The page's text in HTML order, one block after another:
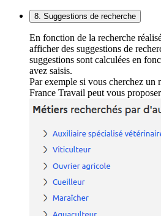
8. Suggestions de recherche
En fonction de la recherche
afficher des suggestions de
suggestions sont calculées en
avez saisis.
Par exemple si vous cherchez un
France Travail peut vous